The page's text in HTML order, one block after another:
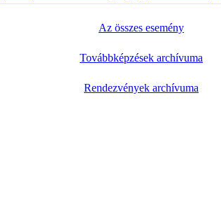
Az összes esemény
Továbbképzések archívuma
Rendezvények archívuma